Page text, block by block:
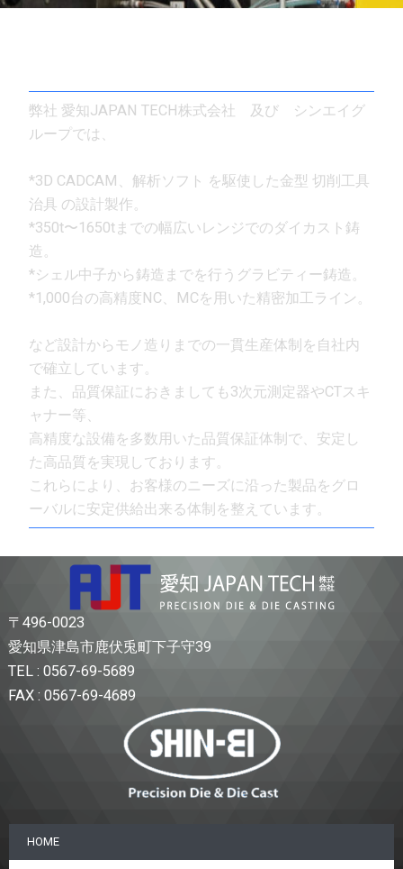
弊社 愛知JAPAN TECH株式会社 及び シンエイグ
ループでは、
*3D CADCAM、解析ソフト を駆使した金型 切削工具
治具 の設計製作。
*350t〜1650tまでの幅広いレンジでのダイカスト鋳
造。
*シェル中子から鋳造までを行うグラビティー鋳造。
*1,000台の高精度NC、MCを用いた精密加工ライン。
など設計からモノ造りまでの一貫生産体制を自社内
で確立しています。
また、品質保証におきましても3次元測定器やCTスキ
ャナー等、
高精度な設備を多数用いた品質保証体制で、安定し
た高品質を実現しております。
これらにより、お客様のニーズに沿った製品をグロ
ーバルに安定供給出来る体制を整えています。
〒496-0023
愛知県津島市鹿伏兎町下子守39
TEL : 0567-69-5689
FAX : 0567-69-4689
HOME